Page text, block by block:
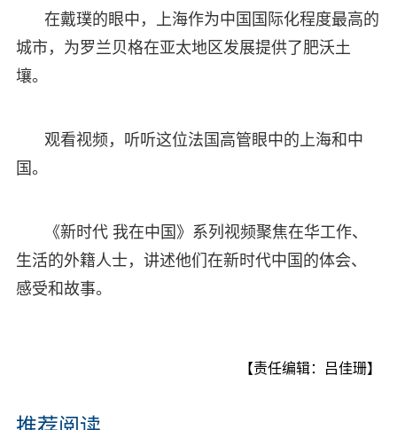
在戴璞的眼中，上海作为中国国际化程度最高的
城市，为罗兰贝格在亚太地区发展提供了肥沃土
壤。
观看视频，听听这位法国高管眼中的上海和中
国。
《新时代 我在中国》系列视频聚焦在华工作、
生活的外籍人士，讲述他们在新时代中国的体会、
感受和故事。
【责任编辑：吕佳珊】